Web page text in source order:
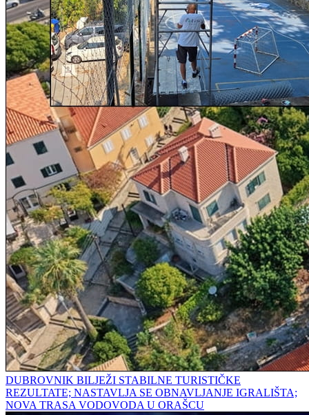
DUBROVNIK BILJEŽI STABILNE TURISTIČKE
REZULTATE; NASTAVLJA SE OBNAVLJANJE IGRALIŠTA;
NOVA TRASA VODOVODA U ORAŠCU